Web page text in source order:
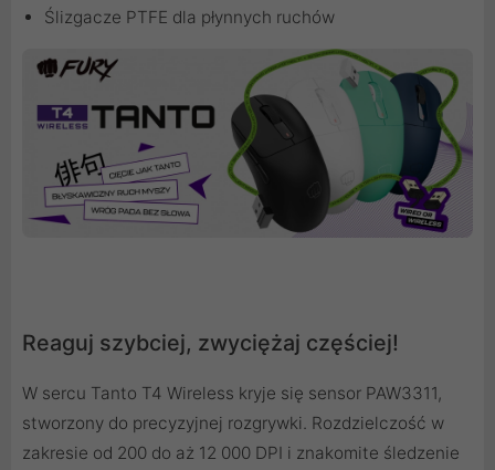
Ślizgacze PTFE dla płynnych ruchów
Reaguj szybciej, zwyciężaj częściej!
W sercu Tanto T4 Wireless kryje się sensor PAW3311,
stworzony do precyzyjnej rozgrywki. Rozdzielczość w
zakresie od 200 do aż 12 000 DPI i znakomite śledzenie